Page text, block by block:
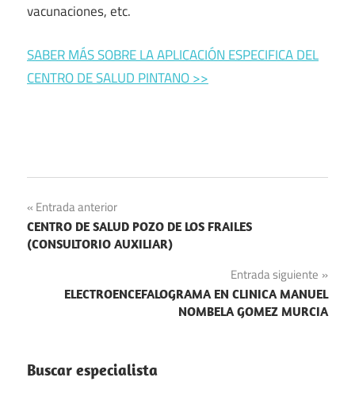
vacunaciones, etc.
SABER MÁS SOBRE LA APLICACIÓN ESPECIFICA DEL
CENTRO DE SALUD PINTANO >>
Navegación
de
Entrada anterior
CENTRO DE SALUD POZO DE LOS FRAILES
(CONSULTORIO AUXILIAR)
Entrada siguiente
ELECTROENCEFALOGRAMA EN CLINICA MANUEL
NOMBELA GOMEZ MURCIA
Buscar especialista